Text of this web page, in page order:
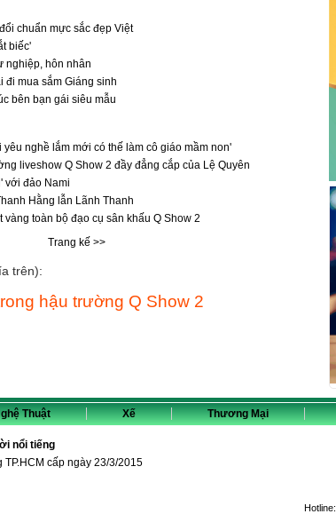
chuẩn mực sắc đẹp Việt
biếc'
nghiệp, hôn nhân
đi mua sắm Giáng sinh
bên bạn gái siêu mẫu
yêu nghề lắm mới có thế làm cô giáo mầm non'
liveshow Q Show 2 đầy đẳng cắp của Lệ Quyên
với đảo Nami
Hằng lẫn Lãnh Thanh
vàng toàn bộ đạo cụ sân khấu Q Show 2
Trang kế >>
trên):
hậu trường Q Show 2
Thuật Xế Thương Mại
nổi tiếng
cấp ngày 23/3/2015
Hotline: